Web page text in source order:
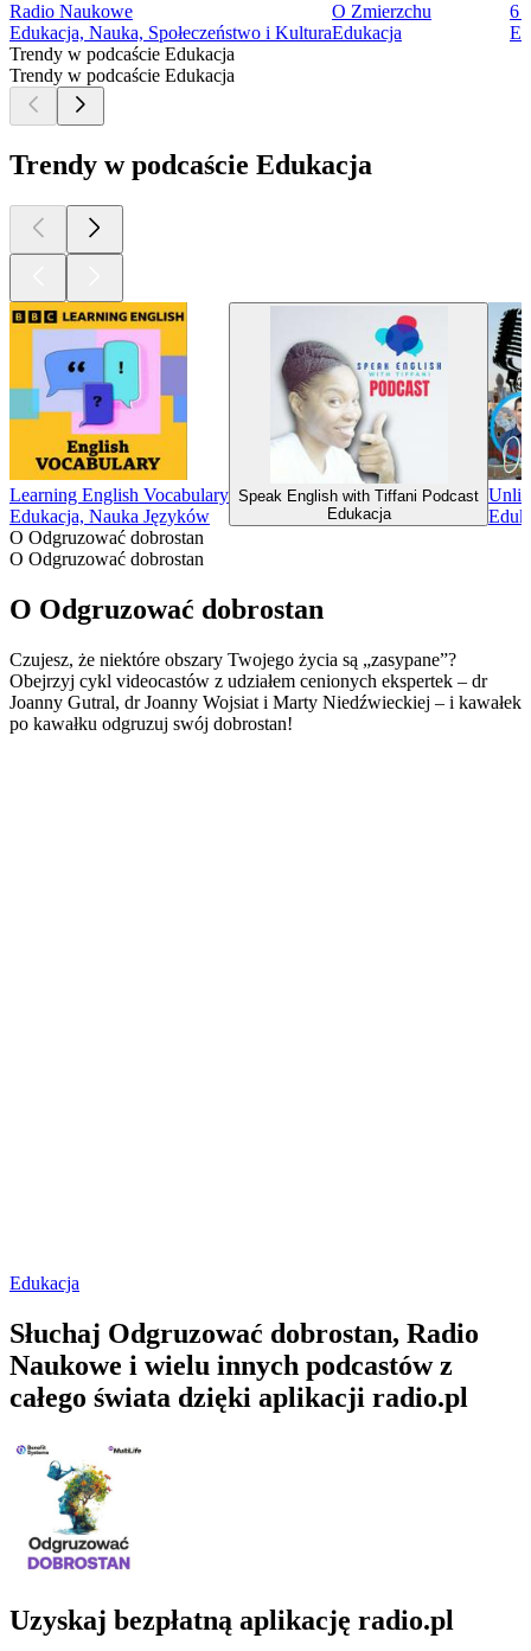
Radio Naukowe
Edukacja, Nauka, Społeczeństwo i Kultura
O Zmierzchu
Edukacja
6
Trendy w podcaście Edukacja
Trendy w podcaście Edukacja
Trendy w podcaście Edukacja
Learning English Vocabulary
Edukacja, Nauka Języków
Speak English with Tiffani Podcast
Edukacja
O Odgruzować dobrostan
O Odgruzować dobrostan
O Odgruzować dobrostan
Czujesz, że niektóre obszary Twojego życia są „zasypane”?
Obejrzyj cykl videocastów z udziałem cenionych ekspertek – dr
Joanny Gutral, dr Joanny Wojsiat i Marty Niedźwieckiej – i kawałek
po kawałku odgruzuj swój dobrostan!
Edukacja
Słuchaj Odgruzować dobrostan, Radio
Naukowe i wielu innych podcastów z
całego świata dzięki aplikacji radio.pl
Uzyskaj bezpłatną aplikację radio.pl